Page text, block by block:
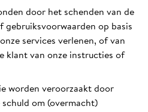
door het schenden van de
gebruiksvoorwaarden op basis
services verlenen, of van
klant van onze instructies of
worden veroorzaakt door
om (overmacht)